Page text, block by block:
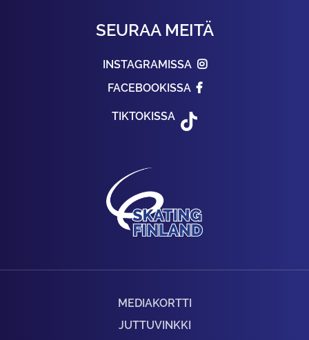
SEURAA MEITÄ
INSTAGRAMISSA
FACEBOOKISSA
TIKTOKISSA
MEDIAKORTTI
JUTTUVINKKI